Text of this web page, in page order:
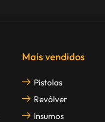
Mais vendidos
Pistolas
Revólver
Insumos